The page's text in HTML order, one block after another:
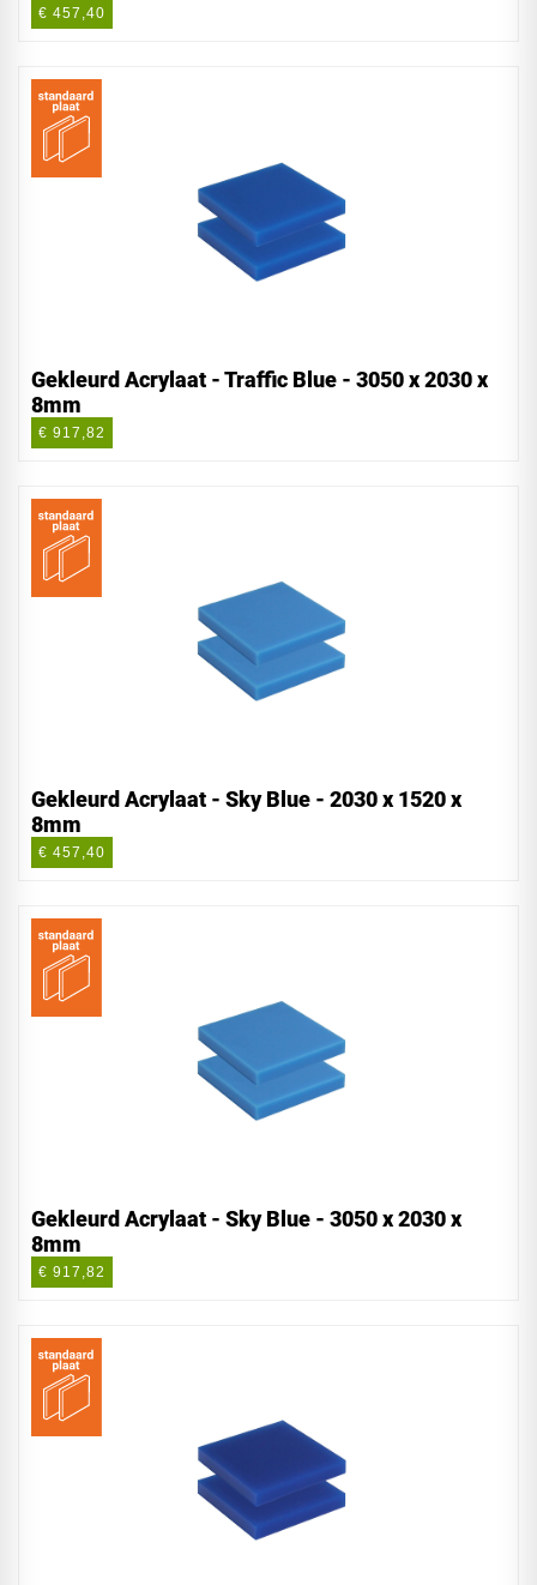
€ 457,40
Gekleurd Acrylaat - Traffic Blue - 3050 x 2030 x
8mm
€ 917,82
Gekleurd Acrylaat - Sky Blue - 2030 x 1520 x
8mm
€ 457,40
Gekleurd Acrylaat - Sky Blue - 3050 x 2030 x
8mm
€ 917,82